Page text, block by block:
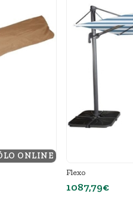
ONLINE
Flexo
1087,79€